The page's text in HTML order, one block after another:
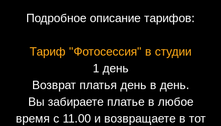
Подробное описание тарифов:
Тариф "Фотосессия" в студии
1 день
Возврат платья день в день.
Вы забираете платье в любое
время с 11.00 и возвращаете в тот